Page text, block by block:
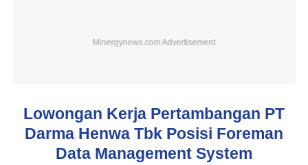
Lowongan Kerja Pertambangan PT
Darma Henwa Tbk Posisi Foreman
Data Management System